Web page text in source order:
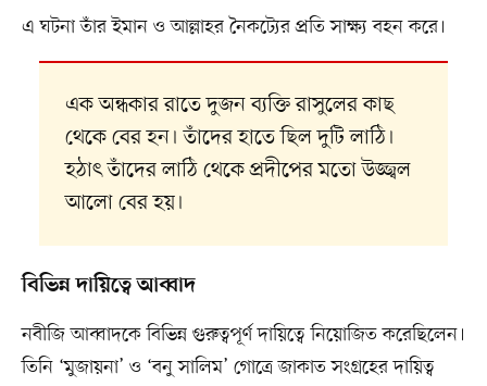
এ ঘটনা তাঁর ইমান ও আল্লাহর নৈকট্যের প্রতি সাক্ষ্য বহন করে।
এক অন্ধকার রাতে দুজন ব্যক্তি রাসুলের কাছ
থেকে বের হন। তাঁদের হাতে ছিল দুটি লাঠি।
হঠাৎ তাঁদের লাঠি থেকে প্রদীপের মতো উজ্জ্বল
আলো বের হয়।
বিভিন্ন দায়িত্বে আব্বাদ
নবীজি আব্বাদকে বিভিন্ন গুরুত্বপূর্ণ দায়িত্বে নিয়োজিত করেছিলেন।
তিনি ‘মুজায়না’ ও ‘বনু সালিম’ গোত্রে জাকাত সংগ্রহের দায়িত্ব